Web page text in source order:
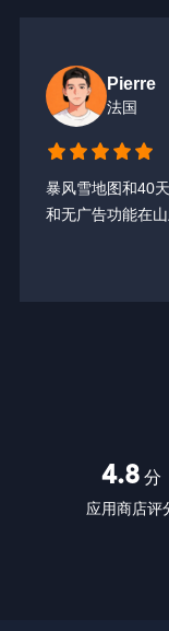
Pierre
法国
暴风雪地图和40
和无广告功能在山
4.8 分
应用商店评